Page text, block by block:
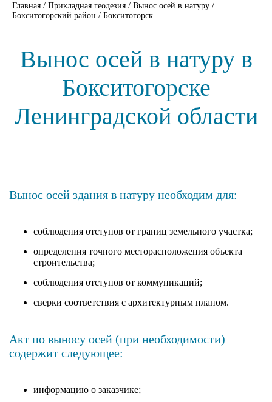
Главная / Прикладная геодезия / Вынос осей в натуру /
Бокситогорский район / Бокситогорск
Вынос осей в натуру в
Бокситогорске
Ленинградской области
Вынос осей здания в натуру необходим для:
соблюдения отступов от границ земельного участка;
определения точного месторасположения объекта
строительства;
соблюдения отступов от коммуникаций;
сверки соответствия с архитектурным планом.
Акт по выносу осей (при необходимости)
содержит следующее:
информацию о заказчике;